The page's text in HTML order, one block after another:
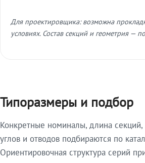
Для проектировщика: возможна
условиях. Состав секций и геометрия —
Типоразмеры и подбор
Конкретные номиналы, длина секций,
углов и отводов подбираются по
Ориентировочная структура серий